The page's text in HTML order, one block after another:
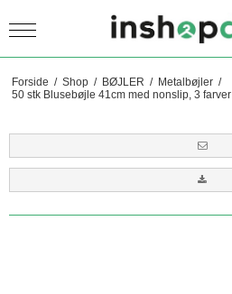
Forside / Shop / BØJLER / Metalbøjler /
50 stk Blusebøjle 41cm med nonslip, 3 farver